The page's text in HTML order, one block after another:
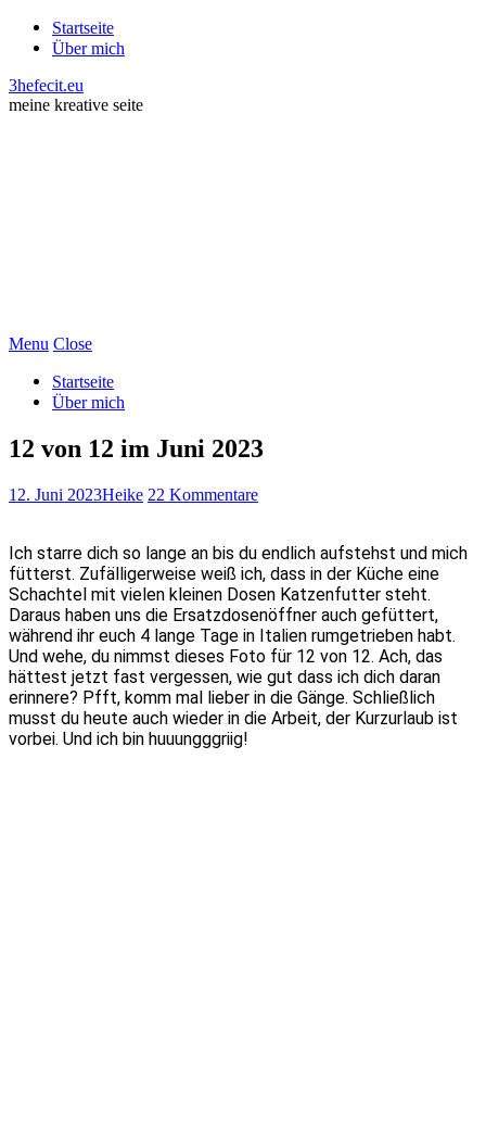
Startseite
Über mich
3hefecit.eu
meine kreative seite
Menu Close
Startseite
Über mich
12 von 12 im Juni 2023
12. Juni 2023Heike 22 Kommentare
Ich starre dich so lange an bis du endlich aufstehst und mich
fütterst. Zufälligerweise weiß ich, dass in der Küche eine
Schachtel mit vielen kleinen Dosen Katzenfutter steht.
Daraus haben uns die Ersatzdosenöffner auch gefüttert,
während ihr euch 4 lange Tage in Italien rumgetrieben habt.
Und wehe, du nimmst dieses Foto für 12 von 12. Ach, das
hättest jetzt fast vergessen, wie gut dass ich dich daran
erinnere? Pfft, komm mal lieber in die Gänge. Schließlich
musst du heute auch wieder in die Arbeit, der Kurzurlaub ist
vorbei. Und ich bin huuungggriig!